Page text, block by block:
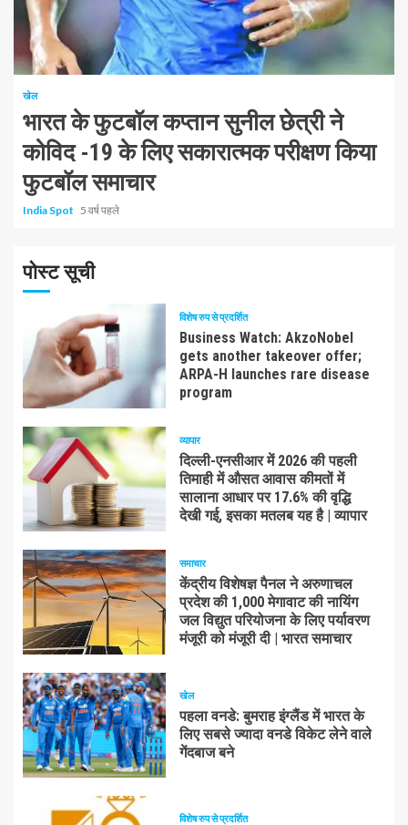
1 न्यूनतम पढ़ा
खेल
भारत के फुटबॉल कप्तान सुनील छेत्री ने
कोविद -19 के लिए सकारात्मक परीक्षण किया
फुटबॉल समाचार
India Spot 5 वर्ष पहले
पोस्ट सूची
विशेष रुप से प्रदर्शित
Business Watch: AkzoNobel
gets another takeover offer;
ARPA-H launches rare disease
program
व्यापार
दिल्ली-एनसीआर में 2026 की पहली
तिमाही में औसत आवास कीमतों में
सालाना आधार पर 17.6% की वृद्धि
देखी गई, इसका मतलब यह है | व्यापार
समाचार
केंद्रीय विशेषज्ञ पैनल ने अरुणाचल
प्रदेश की 1,000 मेगावाट की नायिंग
जल विद्युत परियोजना के लिए पर्यावरण
मंजूरी को मंजूरी दी | भारत समाचार
खेल
पहला वनडे: बुमराह इंग्लैंड में भारत के
लिए सबसे ज्यादा वनडे विकेट लेने वाले
गेंदबाज बने
विशेष रुप से प्रदर्शित